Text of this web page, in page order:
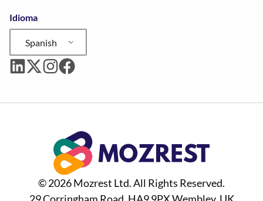
Idioma
Spanish
© 2026 Mozrest Ltd. All Rights Reserved.